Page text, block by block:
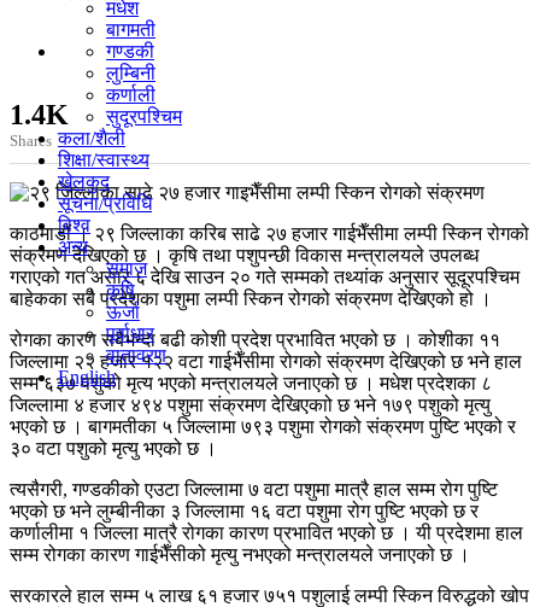
मधेश
बागमती
गण्डकी
लुम्बिनी
कर्णाली
सुदूरपश्चिम
कला/शैली
शिक्षा/स्वास्थ्य
खेलकुद
सूचना/प्रविधि
विश्व
अन्य
समाज
कृषि
ऊर्जा
पूर्वाधार
वातावरण
English
1.4K
Shares
काठमाडौं । २९ जिल्लाका करिब साढे २७ हजार गाईभैँसीमा लम्पी स्किन रोगको
संक्रमण देखिएको छ । कृषि तथा पशुपन्छी विकास मन्त्रालयले उपलब्ध
गराएको गत असार ६ देखि साउन २० गते सम्मको तथ्यांक अनुसार सूदूरपश्चिम
बाहेकका सबै प्रदेशका पशुमा लम्पी स्किन रोगको संक्रमण देखिएको हो ।
रोगका कारण सबैभन्दा बढी कोशी प्रदेश प्रभावित भएको छ । कोशीका ११
जिल्लामा २२ हजार १२२ वटा गाईभैँसीमा रोगको संक्रमण देखिएको छ भने हाल
सम्म ६३७ पशुको मृत्य भएको मन्त्रालयले जनाएको छ । मधेश प्रदेशका ८
जिल्लामा ४ हजार ४९४ पशुमा संक्रमण देखिएकाो छ भने १७९ पशुको मृत्यु
भएको छ । बागमतीका ५ जिल्लामा ७९३ पशुमा रोगको संक्रमण पुष्टि भएको र
३० वटा पशुको मृत्यु भएको छ ।
त्यसैगरी, गण्डकीको एउटा जिल्लामा ७ वटा पशुमा मात्रै हाल सम्म रोग पुष्टि
भएको छ भने लुम्बीनीका ३ जिल्लामा १६ वटा पशुमा रोग पुष्टि भएको छ र
कर्णालीमा १ जिल्ला मात्रै रोगका कारण प्रभावित भएको छ । यी प्रदेशमा हाल
सम्म रोगका कारण गाईभैँसीको मृत्यु नभएको मन्त्रालयले जनाएको छ ।
सरकारले हाल सम्म ५ लाख ६१ हजार ७५१ पशुलाई लम्पी स्किन विरुद्धको खोप